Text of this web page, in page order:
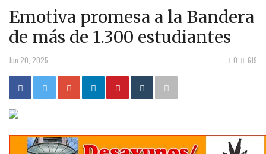
Emotiva promesa a la Bandera
de más de 1.300 estudiantes
Jun 20, 2025 619
0